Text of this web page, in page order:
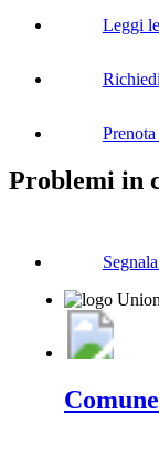
Leggi
Problemi in